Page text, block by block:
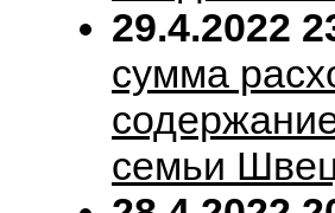
29.4.2022
сумма
семьи